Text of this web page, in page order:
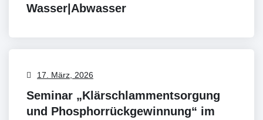
Wasser|Abwasser
17. März, 2026
Seminar „Klärschlammentsorgung
und Phosphorrückgewinnung“ im